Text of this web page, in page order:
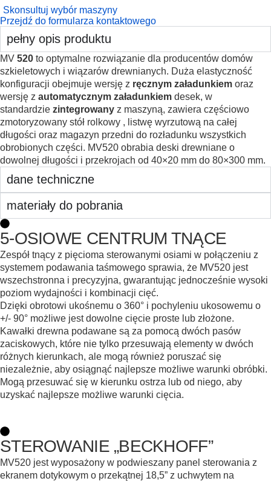
Skonsultuj wybór maszyny
Przejdź do formularza kontaktowego
pełny opis produktu
MV 520 to optymalne rozwiązanie dla producentów domów
szkieletowych i wiązarów drewnianych. Duża elastyczność
konfiguracji obejmuje wersję z ręcznym załadunkiem oraz
wersję z automatycznym załadunkiem desek, w
standardzie zintegrowany z maszyną, zawiera częściowo
zmotoryzowany stół rolkowy , listwę wyrzutową na całej
długości oraz magazyn przedni do rozładunku wszystkich
obrobionych części. MV520 obrabia deski drewniane o
dowolnej długości i przekrojach od 40×20 mm do 80×300 mm.
dane techniczne
materiały do pobrania
5-OSIOWE CENTRUM TNĄCE
Zespół tnący z pięcioma sterowanymi osiami w połączeniu z
systemem podawania taśmowego sprawia, że MV520 jest
wszechstronna i precyzyjna, gwarantując jednocześnie wysoki
poziom wydajności i kombinacji cięć.
Dzięki obrotowi ukośnemu o 360° i pochyleniu ukosowemu o
+/- 90° możliwe jest dowolne cięcie proste lub złożone.
Kawałki drewna podawane są za pomocą dwóch pasów
zaciskowych, które nie tylko przesuwają elementy w dwóch
różnych kierunkach, ale mogą również poruszać się
niezależnie, aby osiągnąć najlepsze możliwe warunki obróbki.
Mogą przesuwać się w kierunku ostrza lub od niego, aby
uzyskać najlepsze możliwe warunki cięcia.
STEROWANIE „BECKHOFF”
MV520 jest wyposażony w podwieszany panel sterowania z
ekranem dotykowym o przekątnej 18,5” z uchwytem na